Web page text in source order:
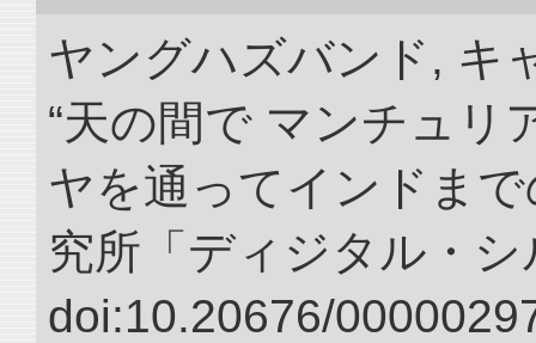
ヤングハズバンド, キ
“天の間で マンチュリ
ヤを通ってインドま
究所「ディジタル・
doi:10.20676/